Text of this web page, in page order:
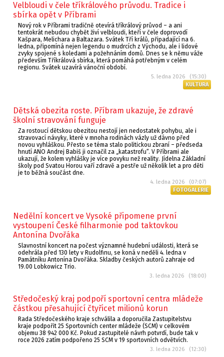
Velbloudi v čele tříkrálového průvodu. Tradice i
sbírka opět v Příbrami
Nový rok v Příbrami tradičně otevírá tříkrálový průvod – a ani
tentokrát nebudou chybět živí velbloudi, kteří v čele doprovodí
Kašpara, Melichara a Baltazara. Svátek Tří králů, připadající na 6.
ledna, připomíná nejen legendu o mudrcích z Východu, ale i lidové
zvyky spojené s koledami a požehnáním domů. Dnes se k němu váže
především Tříkrálová sbírka, která pomáhá potřebným v celém
regionu. Svátek uzavírá vánoční období.
5. ledna 2026 (15:30)
KULTURA
Dětská obezita roste. Příbram ukazuje, že zdravé
školní stravování funguje
Za rostoucí dětskou obezitou nestojí jen nedostatek pohybu, ale i
stravovací návyky, které v mnoha rodinách vázly už dávno před
novou vyhláškou. Přesto se téma stalo politickou zbraní – předseda
hnutí ANO Andrej Babiš ji označil za „katastrofu“. V Příbrami ale
ukazují, že kolem vyhlášky je více povyku než reality. Jídelna Základní
školy pod Svatou Horou vaří zdravě a pestře už několik let a pro děti
je to běžná součást dne.
4. ledna 2026 (07:07)
FOTOGALERIE
Nedělní koncert ve Vysoké připomene první
vystoupení České filharmonie pod taktovkou
Antonína Dvořáka
Slavnostní koncert na počest významné hudební události, která se
odehrála před 130 lety v Rudolfinu, se koná v neděli 4. ledna v
Památníku Antonína Dvořáka. Skladby českých autorů zahraje od
19.00 Lobkowicz Trio.
3. ledna 2026 (18:00)
Středočeský kraj podpoří sportovní centra mládeže
částkou přesahující čtyřicet milionů korun
Rada Středočeského kraje schválila a doporučila Zastupitelstvu
kraje podpořit 25 Sportovních center mládeže (SCM) v celkovém
objemu 38 942 000 Kč. Pokud zastupitelé návrh potvrdí, bude tak v
roce 2026 zatím podpořeno 25 SCM v 19 sportovních odvětvích.
3. ledna 2026 (12:30)